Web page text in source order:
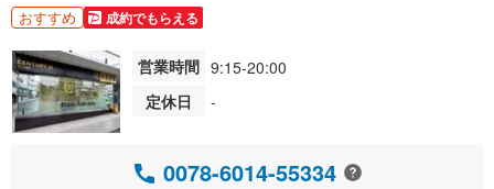
おすすめ 成約でもらえる
営業時間 9:15-20:00
定休日
-
0078-6014-55334